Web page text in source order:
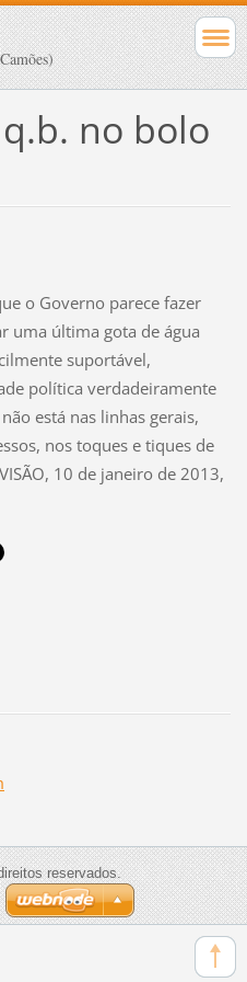
no bolo
o Governo parece fazer
uma última gota de água
suportável,
política verdadeiramente
está nas linhas gerais,
nos toques e tiques de
10 de janeiro de 2013,
reservados.